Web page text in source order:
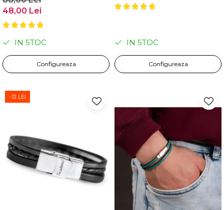
48,00 Lei
IN STOC
Configureaza
IN STOC
Configureaza
-12 LEI